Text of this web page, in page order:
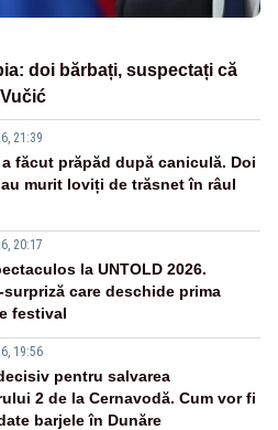
doi bărbați, suspectați că
21:39
a făcut prăpăd după caniculă. Doi
murit loviți de trăsnet în râul
20:17
la UNTOLD 2026.
care deschide prima
festival
19:56
pentru salvarea
2 de la Cernavodă. Cum vor fi
barjele în Dunăre